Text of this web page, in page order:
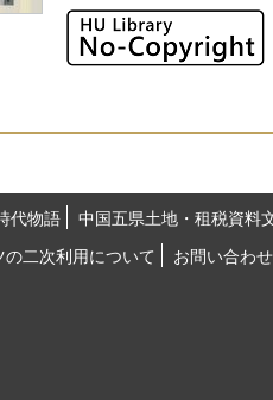
代物語
中国五県土地・租税資料
二次利用について
お問い合わせ